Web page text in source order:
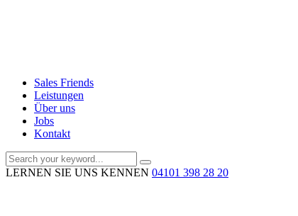
Sales Friends
Leistungen
Über uns
Jobs
Kontakt
LERNEN SIE UNS KENNEN 04101 398 28 20